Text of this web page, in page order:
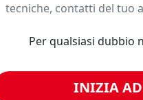
tecniche, contatti del tuo
Per qualsiasi dubbio
INIZIA AD